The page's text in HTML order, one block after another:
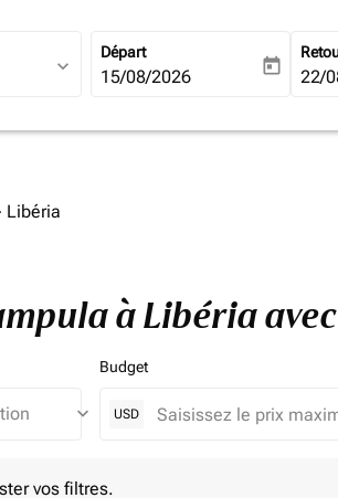
expand_more
Départ
fc-booking-departure-date-
15/08/2026 today fc-
22/
Libéria
à Libéria
keyboard_arrow_down
Budget
USD
vos filtres.